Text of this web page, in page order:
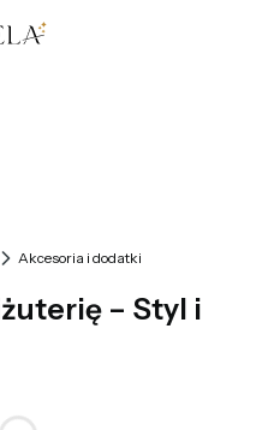
Zobacz szczegóły
Akcesoria i dodatki
– Styl i